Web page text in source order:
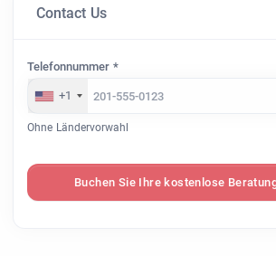
Contact Us
Telefonnummer *
+1
Ohne Ländervorwahl
Buchen Sie Ihre kostenlose